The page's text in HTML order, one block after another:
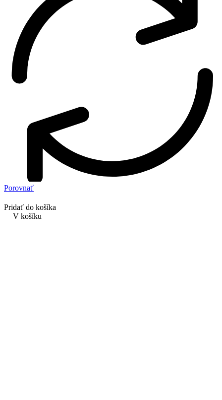
Porovnať
Pridať do košíka
V košíku